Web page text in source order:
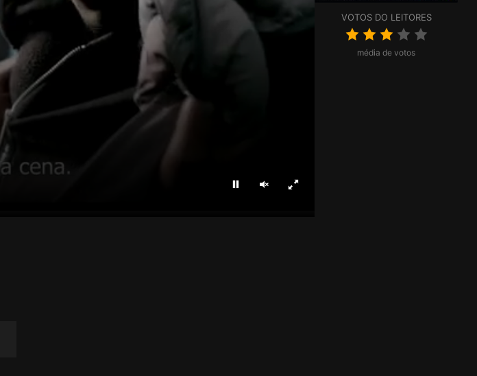
PararLigar somEcrã inteiro
VOTOS DO LEITORES
média de votos